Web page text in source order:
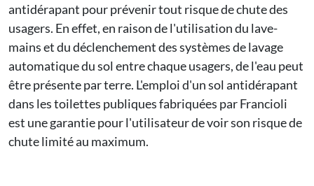
antidérapant pour prévenir tout risque de chute des
usagers. En effet, en raison de l'utilisation du lave-
mains et du déclenchement des systèmes de lavage
automatique du sol entre chaque usagers, de l'eau peut
être présente par terre. L'emploi d'un sol antidérapant
dans les toilettes publiques fabriquées par Francioli
est une garantie pour l'utilisateur de voir son risque de
chute limité au maximum.